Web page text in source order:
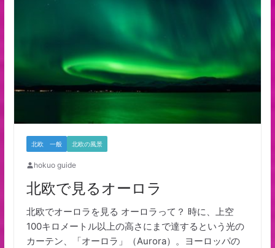
北欧 一般 北欧の風景
hokuo guide
北欧で見るオーロラ
北欧でオーロラを見る オーロラって？ 時に、上空
100キロメートル以上の高さにまで達するという光の
カーテン、「オーロラ」（Aurora）。ヨーロッパの